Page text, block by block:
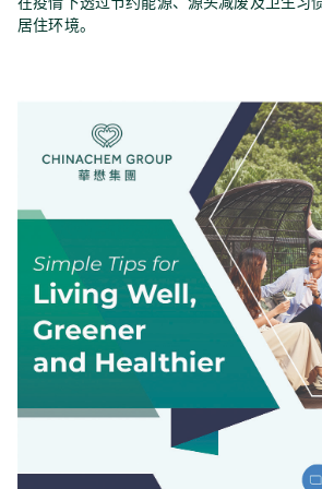
居住环境。